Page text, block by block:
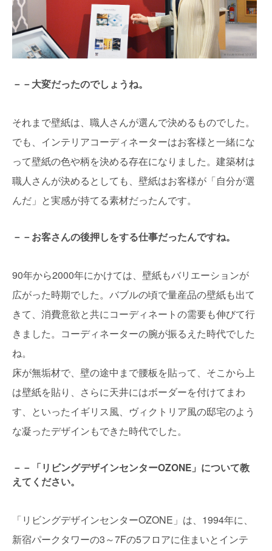
－－大変だったのでしょうね。
それまで壁紙は、職人さんが選んで決めるものでした。
でも、インテリアコーディネーターはお客様と一緒にな
って壁紙の色や柄を決める存在になりました。建築材は
職人さんが決めるとしても、壁紙はお客様が「自分が選
んだ」と実感が持てる素材だったんです。
－－お客さんの後押しをする仕事だったんですね。
90年から2000年にかけては、壁紙もバリエーションが
広がった時期でした。バブルの頃で量産品の壁紙も出て
きて、消費意欲と共にコーディネートの需要も伸びて行
きました。コーディネーターの腕が振るえた時代でした
ね。
床が無垢材で、壁の途中まで腰板を貼って、そこから上
は壁紙を貼り、さらに天井にはボーダーを付けてまわ
す、といったイギリス風、ヴィクトリア風の邸宅のよう
な凝ったデザインもできた時代でした。
－－「リビングデザインセンターOZONE」について教
えてください。
「リビングデザインセンターOZONE」は、1994年に、
新宿パークタワーの3～7Fの5フロアに住まいとインテ